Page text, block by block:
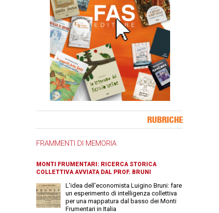
RUBRICHE
FRAMMENTI DI MEMORIA
MONTI FRUMENTARI: RICERCA STORICA
COLLETTIVA AVVIATA DAL PROF. BRUNI
L'idea dell'economista Luigino Bruni: fare
un esperimento di intelligenza collettiva
per una mappatura dal basso dei Monti
Frumentari in Italia